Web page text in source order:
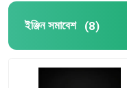
ইঞ্জিন সমাবেশ (8)